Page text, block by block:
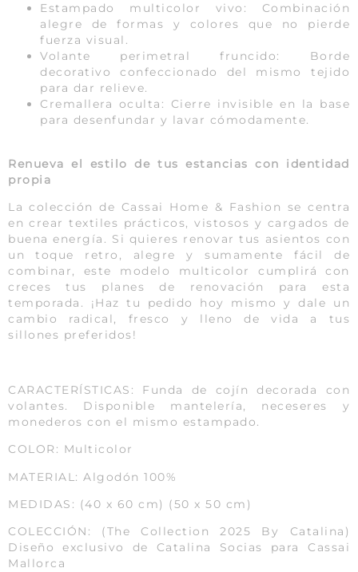
Estampado multicolor vivo: Combinación
alegre de formas y colores que no pierde
fuerza visual.
Volante perimetral fruncido: Borde
decorativo confeccionado del mismo tejido
para dar relieve.
Cremallera oculta: Cierre invisible en la base
para desenfundar y lavar cómodamente.
Renueva el estilo de tus estancias con identidad
propia
La colección de Cassai Home & Fashion se centra
en crear textiles prácticos, vistosos y cargados de
buena energía. Si quieres renovar tus asientos con
un toque retro, alegre y sumamente fácil de
combinar, este modelo multicolor cumplirá con
creces tus planes de renovación para esta
temporada. ¡Haz tu pedido hoy mismo y dale un
cambio radical, fresco y lleno de vida a tus
sillones preferidos!
CARACTERÍSTICAS: Funda de cojín decorada con
volantes. Disponible mantelería, neceseres y
monederos con el mismo estampado.
COLOR: Multicolor
MATERIAL: Algodón 100%
MEDIDAS: (40 x 60 cm) (50 x 50 cm)
COLECCIÓN: (The Collection 2025 By Catalina)
Diseño exclusivo de Catalina Socias para Cassai
Mallorca